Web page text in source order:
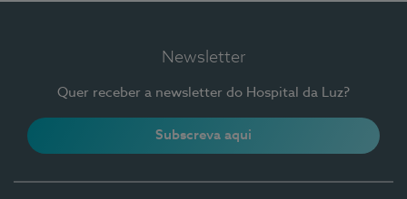
Newsletter
Quer receber a newsletter do Hospital da Luz?
Subscreva aqui